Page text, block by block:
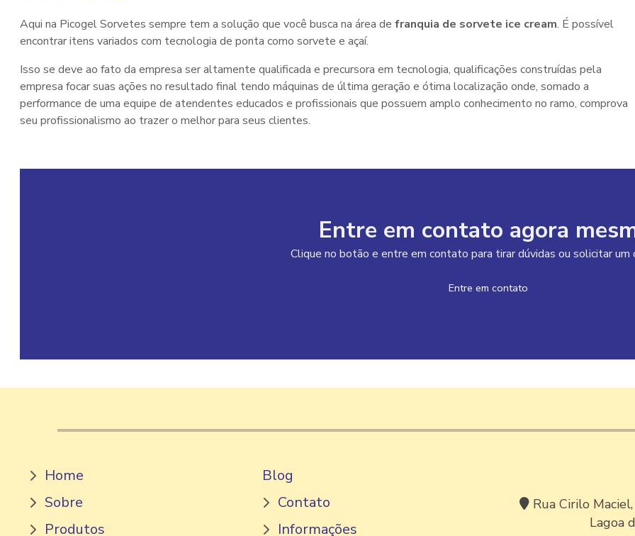
Aqui na Picogel Sorvetes sempre tem a solução que você busca na área de franquia de sorvete ice cream. É possível
encontrar itens variados com tecnologia de ponta como sorvete e açaí.
Isso se deve ao fato da empresa ser altamente qualificada e precursora em tecnologia, qualificações construídas pela
empresa focar suas ações no resultado final tendo máquinas de última geração e ótima localização onde, somado a
performance de uma equipe de atendentes educados e profissionais que possuem amplo conhecimento no ramo, comprova
seu profissionalismo ao trazer o melhor para seus clientes.
Entre em contato agora
Clique no botão e entre em contato para tirar dúvidas ou solicitar um
Entre em contato
Home
Sobre
Produtos
Blog
Contato
Informações
Rua Cirilo
Lagoa